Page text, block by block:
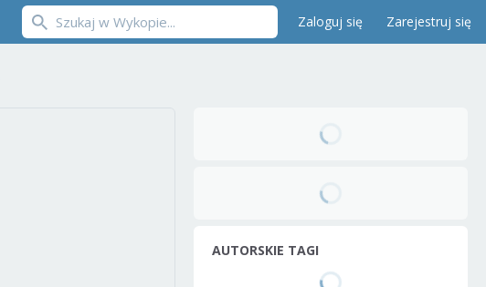
Zaloguj się Zarejestruj się
AUTORSKIE TAGI